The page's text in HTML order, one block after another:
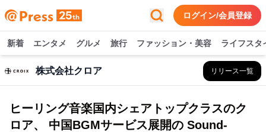
ログイン/会員登録
新着 エンタメ グルメ 旅行 ファッション・美容 ライフスタ
株式会社クロア リリース一覧
ヒーリング音楽国内シェアトップクラスのク
ロア、 中国BGMサービス展開の Sound-